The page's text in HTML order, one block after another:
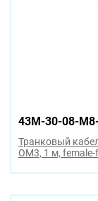
43M-30-08-
Транковый
OM3, 1 м,